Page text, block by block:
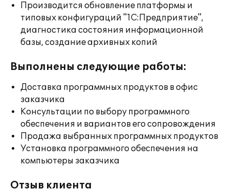
Производится обновление платформы и
типовых конфигураций "1С:Предприятие",
диагностика состояния информационной
базы, создание архивных копий
Выполнены следующие работы:
Доставка программных продуктов в офис
заказчика
Консультации по выбору программного
обеспечения и вариантов его сопровождения
Продажа выбранных программных продуктов
Установка программного обеспечения на
компьютеры заказчика
Отзыв клиента